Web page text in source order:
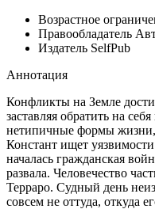
Возрастное
Правообладатель
Издатель SelfPub
Аннотация
Конфликты на Земле
заставляя обратить на
нетипичные формы жизни,
Констант ищет
началась гражданская
развала. Человечество
Терраро. Судный день
совсем не оттуда, откуда